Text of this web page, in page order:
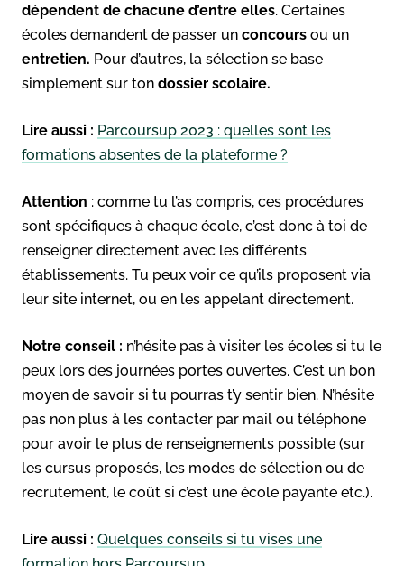
dépendent de chacune d’entre elles. Certaines
écoles demandent de passer un concours ou un
entretien. Pour d’autres, la sélection se base
simplement sur ton dossier scolaire.
Lire aussi : Parcoursup 2023 : quelles sont les
formations absentes de la plateforme ?
Attention : comme tu l’as compris, ces procédures
sont spécifiques à chaque école, c’est donc à toi de
renseigner directement avec les différents
établissements. Tu peux voir ce qu’ils proposent via
leur site internet, ou en les appelant directement.
Notre conseil : n’hésite pas à visiter les écoles si tu le
peux lors des journées portes ouvertes. C’est un bon
moyen de savoir si tu pourras t’y sentir bien. N’hésite
pas non plus à les contacter par mail ou téléphone
pour avoir le plus de renseignements possible (sur
les cursus proposés, les modes de sélection ou de
recrutement, le coût si c’est une école payante etc.).
Lire aussi : Quelques conseils si tu vises une